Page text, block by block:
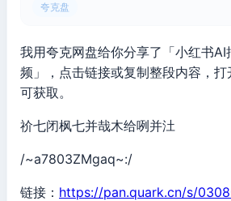
夸克盘
我用夸克网盘给你分享了「小红书AI
频」，点击链接或复制整段内容，打
可获取。
祄七闭枫七并哉木给咧并汢
/~a7803ZMgaq~:/
链接： https://pan.quark.cn/s/